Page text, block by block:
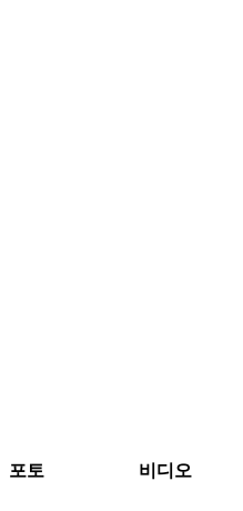
포토 비디오